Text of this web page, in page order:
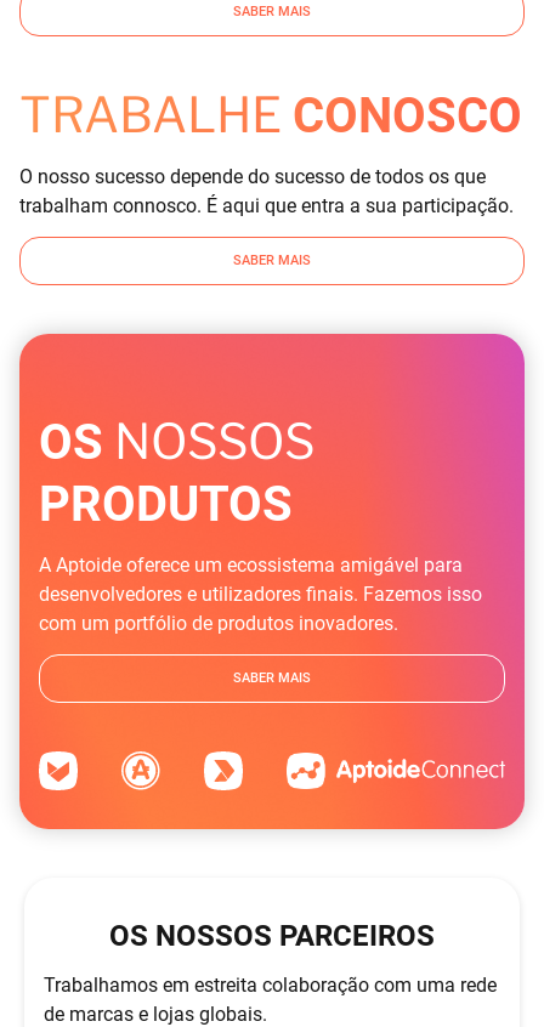
SABER MAIS
TRABALHE CONOSCO
O nosso sucesso depende do sucesso de todos os que
trabalham connosco. É aqui que entra a sua participação.
SABER MAIS
OS NOSSOS
PRODUTOS
A Aptoide oferece um ecossistema amigável para
desenvolvedores e utilizadores finais. Fazemos isso
com um portfólio de produtos inovadores.
SABER MAIS
OS NOSSOS PARCEIROS
Trabalhamos em estreita colaboração com uma rede
de marcas e lojas globais.